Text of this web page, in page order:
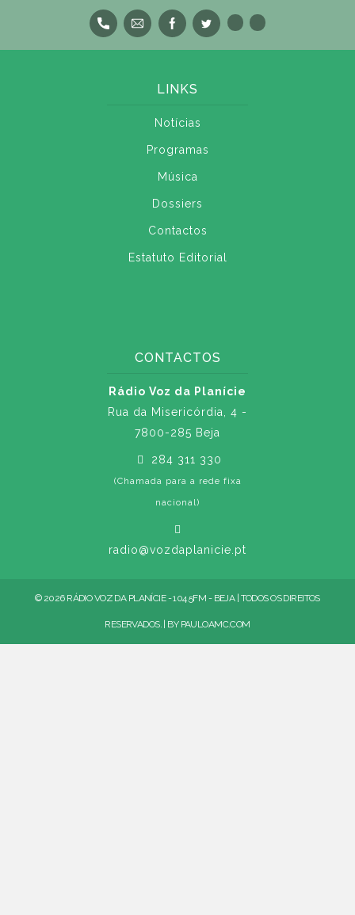
LINKS
Notícias
Programas
Música
Dossiers
Contactos
Estatuto Editorial
CONTACTOS
Rádio Voz da Planície
Rua da Misericórdia, 4 -
7800-285 Beja
284 311 330
(Chamada para a rede fixa
nacional)
radio@vozdaplanicie.pt
© 2026 RÁDIO VOZ DA PLANÍCIE - 104.5FM - BEJA | TODOS OS DIREITOS
RESERVADOS. | BY PAULOAMC.COM